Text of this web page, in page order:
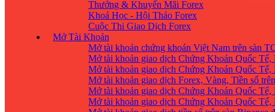
Thưởng & Khuyến Mãi Forex
Khoá Học - Hội Thảo Forex
Cuộc Thi Giao Dịch Forex
Mở Tài Khoản
Mở tài khoản chứng khoán Việt Nam trên sàn
Mở tài khoản giao dịch Chứng Khoán Quốc
Mở tài khoản giao dịch Chứng Khoán Quốc
Mở tài khoản giao dịch Forex, Vàng, Tiền số
Mở tài khoản giao dịch Chứng Khoán Quốc Tế,
Mở tài khoản giao dịch Chứng Khoán Quốc